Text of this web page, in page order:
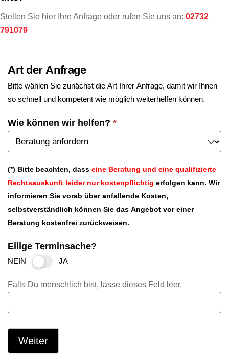
Stellen Sie hier Ihre Anfrage oder rufen Sie uns an: 02732
791079
Art der Anfrage
Bitte wählen Sie zunächst die Art Ihrer Anfrage, damit wir Ihnen
so schnell und kompetent wie möglich weiterhelfen können.
Wie können wir helfen? *
(*) Bitte beachten, dass eine Beratung und eine qualifizierte
Rechtsauskunft leider nur kostenpflichtig erfolgen kann. Wir
informieren Sie vorab über anfallende Kosten,
selbstverständlich können Sie das Angebot vor einer
Beratung kostenfrei zurückweisen.
Eilige Terminsache?
NEIN JA
Falls Du menschlich bist, lasse dieses Feld leer.